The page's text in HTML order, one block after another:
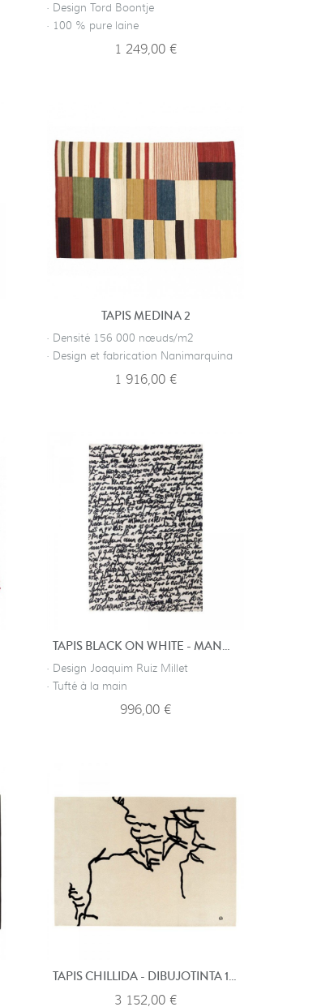
· Design Tord Boontje
· 100 % pure laine
1 249,00 €
TAPIS MEDINA 2
· Densité 156 000 nœuds/m2
· Design et fabrication Nanimarquina
1 916,00 €
TAPIS BLACK ON WHITE - MANUSCRIT
· Design Joaquim Ruiz Millet
· Tufté à la main
996,00 €
TAPIS CHILLIDA - DIBUJOTINTA 1957
3 152,00 €